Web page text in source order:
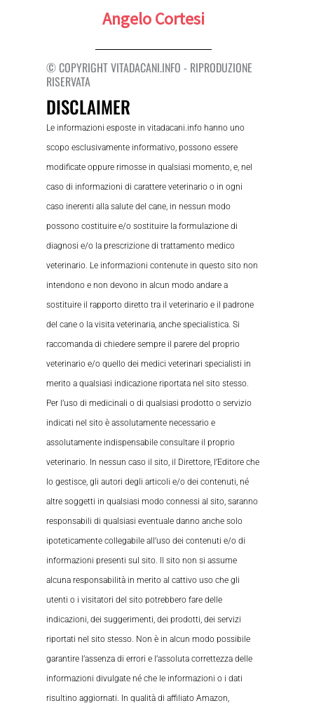
Angelo Cortesi
© COPYRIGHT VITADACANI.INFO - RIPRODUZIONE
RISERVATA
DISCLAIMER
Le informazioni esposte in vitadacani.info hanno uno
scopo esclusivamente informativo, possono essere
modificate oppure rimosse in qualsiasi momento, e, nel
caso di informazioni di carattere veterinario o in ogni
caso inerenti alla salute del cane, in nessun modo
possono costituire e/o sostituire la formulazione di
diagnosi e/o la prescrizione di trattamento medico
veterinario. Le informazioni contenute in questo sito non
intendono e non devono in alcun modo andare a
sostituire il rapporto diretto tra il veterinario e il padrone
del cane o la visita veterinaria, anche specialistica. Si
raccomanda di chiedere sempre il parere del proprio
veterinario e/o quello dei medici veterinari specialisti in
merito a qualsiasi indicazione riportata nel sito stesso.
Per l’uso di medicinali o di qualsiasi prodotto o servizio
indicati nel sito è assolutamente necessario e
assolutamente indispensabile consultare il proprio
veterinario. In nessun caso il sito, il Direttore, l’Editore che
lo gestisce, gli autori degli articoli e/o dei contenuti, né
altre soggetti in qualsiasi modo connessi al sito, saranno
responsabili di qualsiasi eventuale danno anche solo
ipoteticamente collegabile all’uso dei contenuti e/o di
informazioni presenti sul sito. Il sito non si assume
alcuna responsabilità in merito al cattivo uso che gli
utenti o i visitatori del sito potrebbero fare delle
indicazioni, dei suggerimenti, dei prodotti, dei servizi
riportati nel sito stesso. Non è in alcun modo possibile
garantire l’assenza di errori e l’assoluta correttezza delle
informazioni divulgate né che le informazioni o i dati
risultino aggiornati. In qualità di affiliato Amazon,